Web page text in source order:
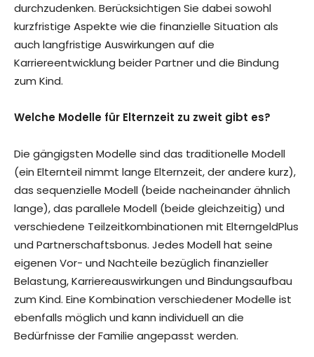
durchzudenken. Berücksichtigen Sie dabei sowohl
kurzfristige Aspekte wie die finanzielle Situation als
auch langfristige Auswirkungen auf die
Karriereentwicklung beider Partner und die Bindung
zum Kind.
Welche Modelle für Elternzeit zu zweit gibt es?
Die gängigsten Modelle sind das traditionelle Modell
(ein Elternteil nimmt lange Elternzeit, der andere kurz),
das sequenzielle Modell (beide nacheinander ähnlich
lange), das parallele Modell (beide gleichzeitig) und
verschiedene Teilzeitkombinationen mit ElterngeldPlus
und Partnerschaftsbonus. Jedes Modell hat seine
eigenen Vor- und Nachteile bezüglich finanzieller
Belastung, Karriereauswirkungen und Bindungsaufbau
zum Kind. Eine Kombination verschiedener Modelle ist
ebenfalls möglich und kann individuell an die
Bedürfnisse der Familie angepasst werden.